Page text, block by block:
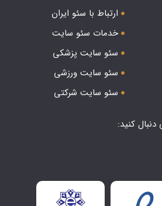
ارتباط با سئو ایران
خدمات سئو سایت
سئو سایت پزشکی
سئو سایت ورزشی
سئو سایت شرکتی
کنید: